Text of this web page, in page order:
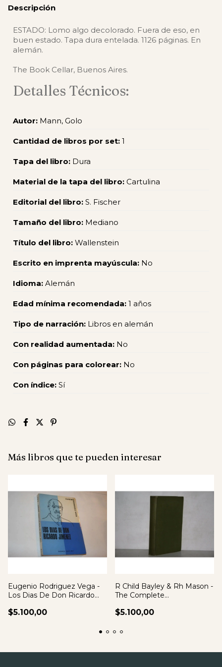
Descripción
ESTADO: Lomo algo decolorado. Fuera de eso, en
buen estado. Tapa dura entelada. 1126 páginas. En
alemán.
The Book Cellar, Buenos Aires.
Detalles Técnicos:
Autor: Mann, Golo
Cantidad de libros por set: 1
Tapa del libro: Dura
Material de la tapa del libro: Cartulina
Editorial del libro: S. Fischer
Tamaño del libro: Mediano
Título del libro: Wallenstein
Escrito en imprenta mayúscula: No
Idioma: Alemán
Edad mínima recomendada: 1 años
Tipo de narración: Libros en alemán
Con realidad aumentada: No
Con páginas para colorear: No
Con índice: Sí
Más libros que te pueden interesar
Eugenio Rodriguez Vega -
Los Dias De Don Ricardo
$5.100,00
R Child Bayley & Rh Mason -
The Complete
$5.100,00